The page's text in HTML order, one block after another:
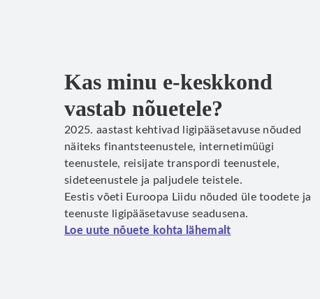
Kas minu e-keskkond
vastab nõuetele?
2025. aastast kehtivad ligipääsetavuse nõuded
näiteks finantsteenustele, internetimüügi
teenustele, reisijate transpordi teenustele,
sideteenustele ja paljudele teistele.
Eestis võeti Euroopa Liidu nõuded üle toodete ja
teenuste ligipääsetavuse seadusena.
Loe uute nõuete kohta lähemalt